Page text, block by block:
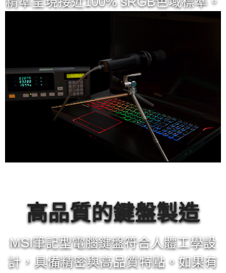
高品質的鍵盤製造
MSI筆記型電腦鍵盤符合人體工學設
計，具備精密與高品質特點。如果有